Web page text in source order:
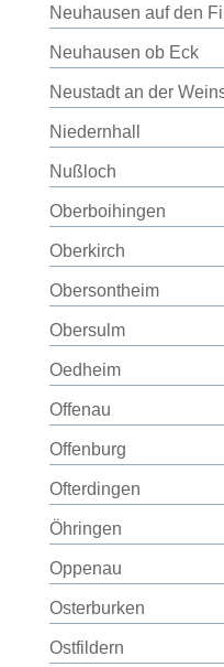
Neuhausen auf den
Neuhausen ob Eck
Neustadt an der
Niedernhall
Nußloch
Oberboihingen
Oberkirch
Obersontheim
Obersulm
Oedheim
Offenau
Offenburg
Ofterdingen
Öhringen
Oppenau
Osterburken
Ostfildern